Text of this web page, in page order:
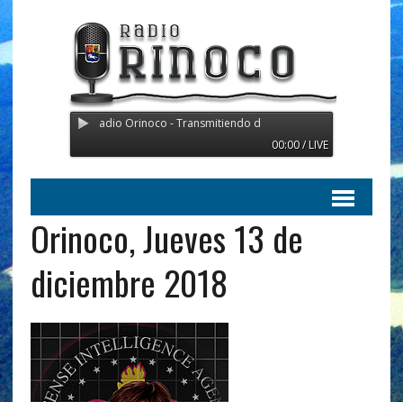
Radio Orinoco - Transmitiendo desde Suecia
00:00 / LIVE
Orinoco, Jueves 13 de
diciembre 2018